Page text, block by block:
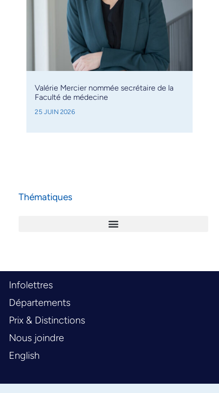
Valérie Mercier nommée secrétaire de la
Faculté de médecine
25 JUIN 2026
Thématiques
Infolettres
Départements
Prix & Distinctions
Nous joindre
English